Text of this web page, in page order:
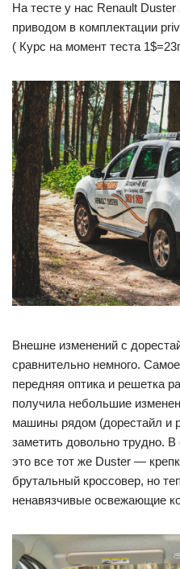
На тесте у нас Renault
приводом в комплектации
( Курс на момент теста
Внешне изменений с
сравнительно немного.
передняя оптика и решетка
получила небольшие
машины рядом (дорестайл и
заметить довольно трудно.
это все тот же Duster —
брутальный кроссовер, но
ненавязчивые освежающие